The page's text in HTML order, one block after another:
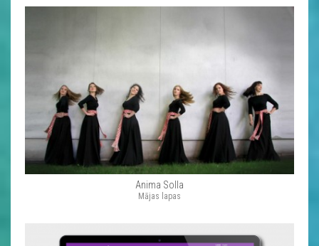
Anima Solla
Mājas lapas